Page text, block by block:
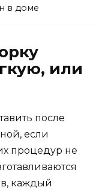
в доме
или
после
если
процедур не
каждый